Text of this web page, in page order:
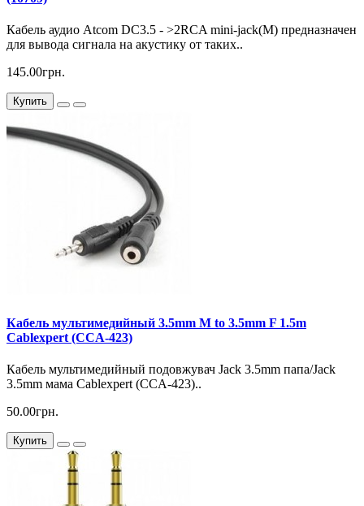
Кабель аудио Atcom DC3.5 - >2RCA mini-jack(M) предназначен
для вывода сигнала на акустику от таких..
145.00грн.
Купить
Кабель мультимедийный 3.5mm M to 3.5mm F 1.5m
Cablexpert (CCA-423)
Кабель мультимедийный подовжувач Jack 3.5mm папа/Jack
3.5mm мама Cablexpert (CCA-423)..
50.00грн.
Купить